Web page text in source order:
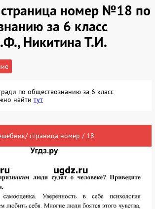
номер №18 по
за 6 класс
Никитина Т.И.
по обществознанию за 6 класс
найти тут
страница номер / 18